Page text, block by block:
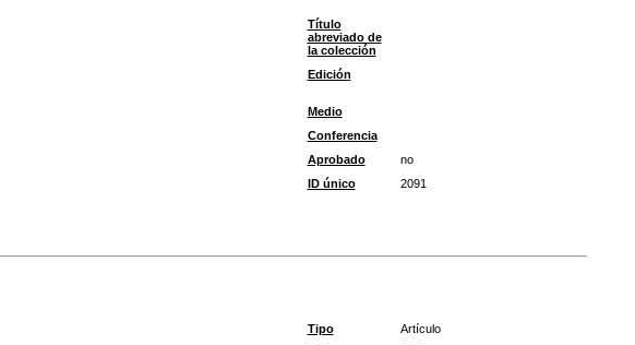
Título
abreviado de
la colección
Edición
Medio
Conferencia
Aprobado
no
ID único
2091
Tipo
Artículo